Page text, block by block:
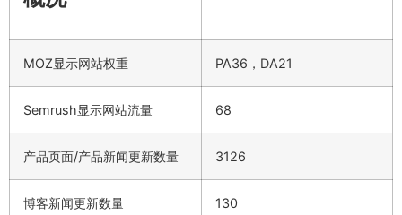
MOZ显示网站权重 PA36，DA21
Semrush显示网站流量 68
产品页面/产品新闻更新数量 3126
博客新闻更新数量 130